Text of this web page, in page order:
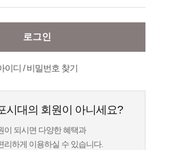
로그인
이디 / 비밀번호 찾기
시대의 회원이 아니세요?
이 되시면 다양한 혜택과
리하게 이용하실 수 있습니다.